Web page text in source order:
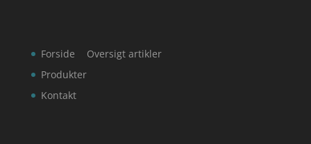
Forside
Produkter
Kontakt
Oversigt artikler